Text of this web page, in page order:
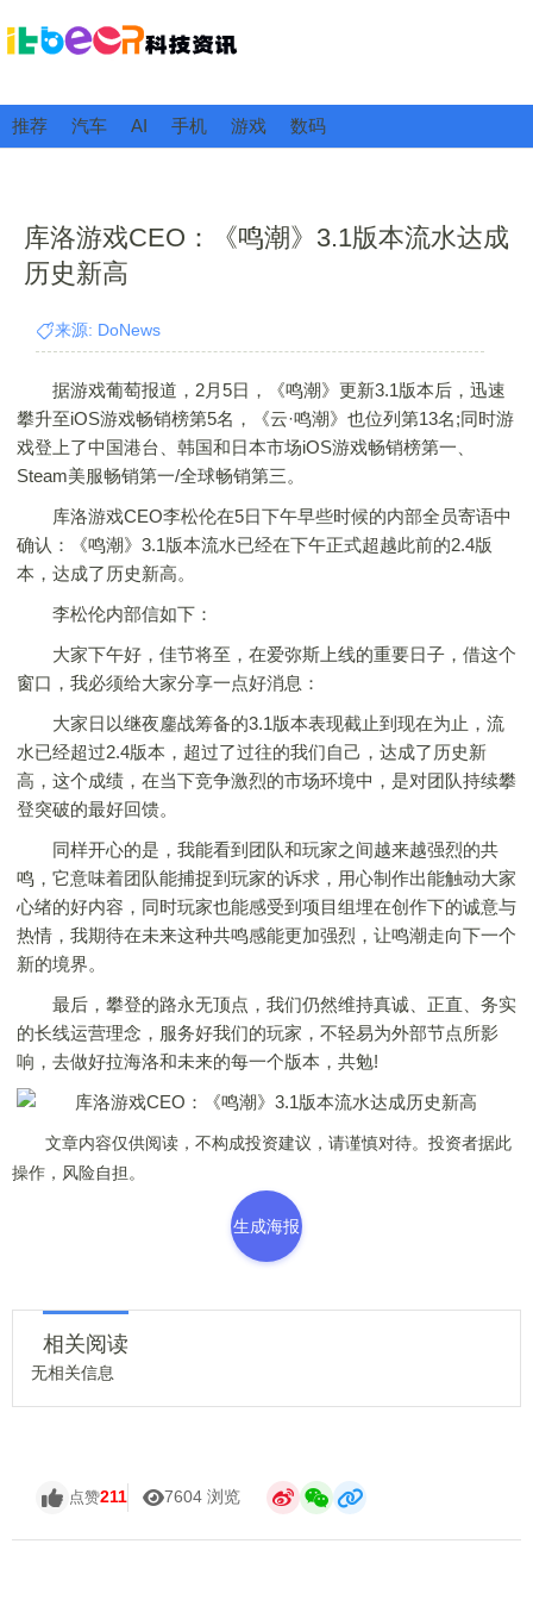
推荐 汽车 AI 手机 游戏 数码
库洛游戏CEO：《鸣潮》3.1版本流水达成
历史新高
来源: DoNews
据游戏葡萄报道，2月5日，《鸣潮》更新3.1版本后，迅速
攀升至iOS游戏畅销榜第5名，《云·鸣潮》也位列第13名;同时游
戏登上了中国港台、韩国和日本市场iOS游戏畅销榜第一、
Steam美服畅销第一/全球畅销第三。
库洛游戏CEO李松伦在5日下午早些时候的内部全员寄语中
确认：《鸣潮》3.1版本流水已经在下午正式超越此前的2.4版
本，达成了历史新高。
李松伦内部信如下：
大家下午好，佳节将至，在爱弥斯上线的重要日子，借这个
窗口，我必须给大家分享一点好消息：
大家日以继夜鏖战筹备的3.1版本表现截止到现在为止，流
水已经超过2.4版本，超过了过往的我们自己，达成了历史新
高，这个成绩，在当下竞争激烈的市场环境中，是对团队持续攀
登突破的最好回馈。
同样开心的是，我能看到团队和玩家之间越来越强烈的共
鸣，它意味着团队能捕捉到玩家的诉求，用心制作出能触动大家
心绪的好内容，同时玩家也能感受到项目组埋在创作下的诚意与
热情，我期待在未来这种共鸣感能更加强烈，让鸣潮走向下一个
新的境界。
最后，攀登的路永无顶点，我们仍然维持真诚、正直、务实
的长线运营理念，服务好我们的玩家，不轻易为外部节点所影
响，去做好拉海洛和未来的每一个版本，共勉!
文章内容仅供阅读，不构成投资建议，请谨慎对待。投资者据此
操作，风险自担。
生成海报
相关阅读
无相关信息
点赞211 7604 浏览